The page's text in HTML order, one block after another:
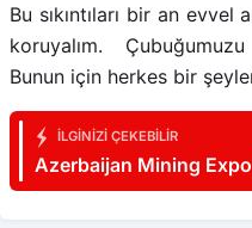
Bu sıkıntıları bir an
koruyalım.
Bunun için herkes bir
İLGINIZI ÇEKEBILIR
Azerbaijan Mining